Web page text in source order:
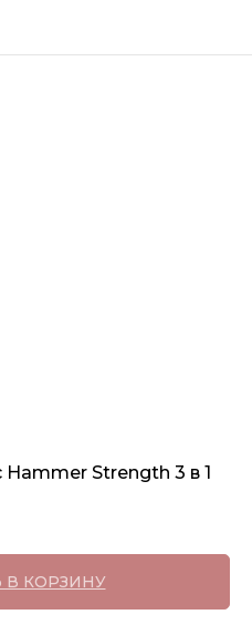
Strength 3 в 1
КОРЗИНУ